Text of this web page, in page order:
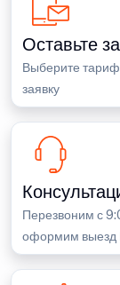
Оставьте
Выберите
заявку
Перезвоним с
оформим выезд